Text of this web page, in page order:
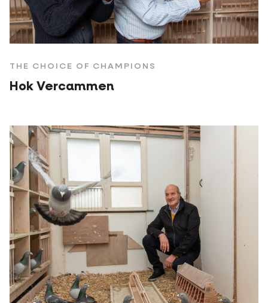
THE CHOICE OF CHAMPIONS
Hok Vercammen